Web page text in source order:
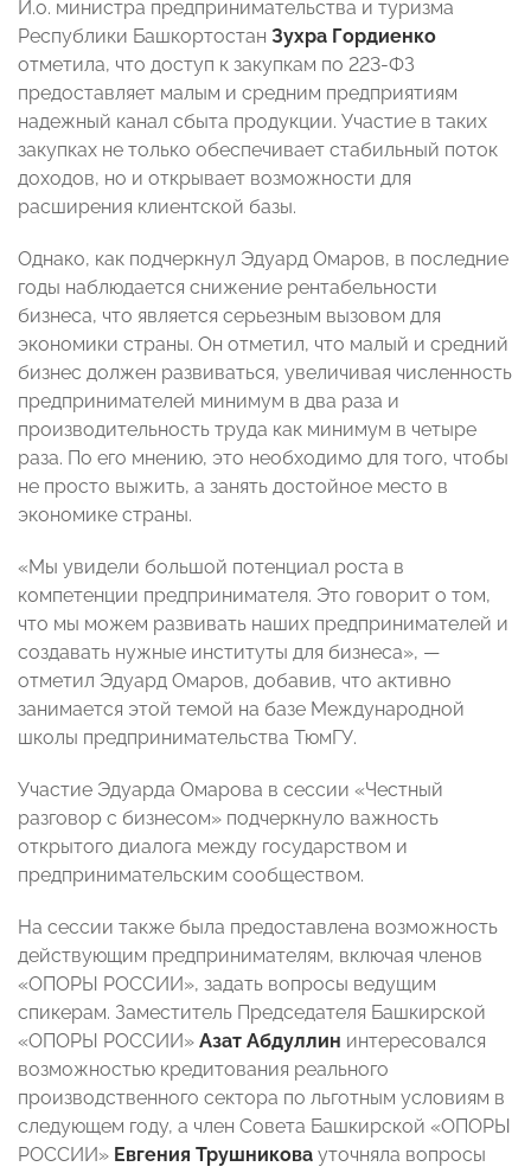
И.о. министра предпринимательства и туризма
Республики Башкортостан Зухра Гордиенко
отметила, что доступ к закупкам по 223-ФЗ
предоставляет малым и средним предприятиям
надежный канал сбыта продукции. Участие в таких
закупках не только обеспечивает стабильный поток
доходов, но и открывает возможности для
расширения клиентской базы.
Однако, как подчеркнул Эдуард Омаров, в последние
годы наблюдается снижение рентабельности
бизнеса, что является серьезным вызовом для
экономики страны. Он отметил, что малый и средний
бизнес должен развиваться, увеличивая численность
предпринимателей минимум в два раза и
производительность труда как минимум в четыре
раза. По его мнению, это необходимо для того, чтобы
не просто выжить, а занять достойное место в
экономике страны.
«Мы увидели большой потенциал роста в
компетенции предпринимателя. Это говорит о том,
что мы можем развивать наших предпринимателей и
создавать нужные институты для бизнеса», —
отметил Эдуард Омаров, добавив, что активно
занимается этой темой на базе Международной
школы предпринимательства ТюмГУ.
Участие Эдуарда Омарова в сессии «Честный
разговор с бизнесом» подчеркнуло важность
открытого диалога между государством и
предпринимательским сообществом.
На сессии также была предоставлена возможность
действующим предпринимателям, включая членов
«ОПОРЫ РОССИИ», задать вопросы ведущим
спикерам. Заместитель Председателя Башкирской
«ОПОРЫ РОССИИ» Азат Абдуллин интересовался
возможностью кредитования реального
производственного сектора по льготным условиям в
следующем году, а член Совета Башкирской «ОПОРЫ
РОССИИ» Евгения Трушникова уточняла вопросы